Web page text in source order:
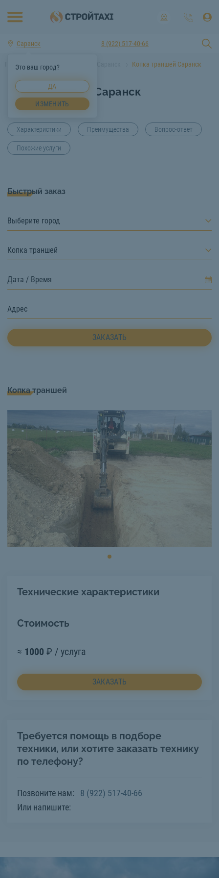
Саранск
Это ваш город?
ДА
ИЗМЕНИТЬ
8 (922) 517-40-66
Главная Услуги спецтехники Саранск Копка траншей Саранск
Копка траншей Саранск
Характеристики Преимущества Вопрос-ответ
Похожие услуги
Быстрый заказ
Выберите город
Копка траншей
ЗАКАЗАТЬ
Копка траншей
Технические характеристики
Стоимость
≈ 1000 ₽ / услуга
ЗАКАЗАТЬ
Требуется помощь в подборе
техники, или хотите заказать технику
по телефону?
Позвоните нам:
8 (922) 517-40-66
Или напишите: